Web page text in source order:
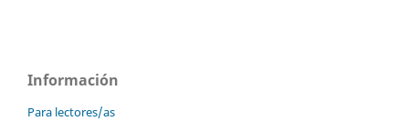
Información
Para lectores/as